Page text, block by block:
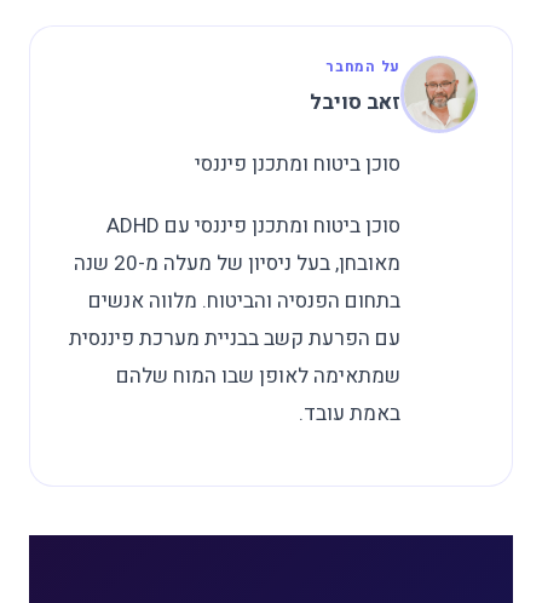
על המחבר
זאב סויבל
סוכן ביטוח ומתכנן פיננסי
סוכן ביטוח ומתכנן פיננסי עם ADHD
מאובחן, בעל ניסיון של מעלה מ-20 שנה
בתחום הפנסיה והביטוח. מלווה אנשים
עם הפרעת קשב בבניית מערכת פיננסית
שמתאימה לאופן שבו המוח שלהם
באמת עובד.